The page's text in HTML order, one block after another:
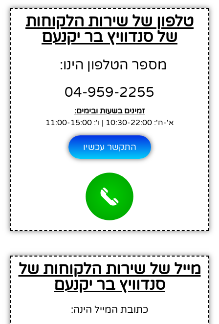
טלפון של שירות הלקוחות
של סנדוויץ בר יקנעם
מספר הטלפון הינו:
04-959-2255
זמינים בשעות ובימים:
א'-ה': 10:30-22:00 | ו': 11:00-15:00
התקשר עכשיו
מייל של שירות הלקוחות של
סנדוויץ בר יקנעם
כתובת המייל הינה: